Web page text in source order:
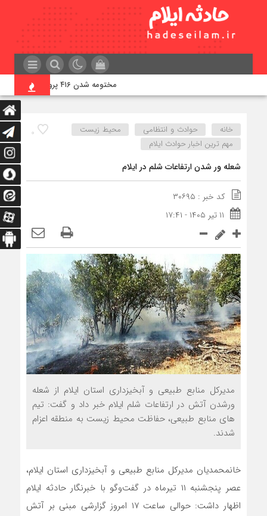
مختومه شدن ۴۱۶ پرونده در هیئت‌های صلح ایلام
۰ خانه حوادث و انتظامی
محیط زیست
مهم ترین اخبار حوادث ایلام
شعله ور شدن ارتفاعات شلم در ایلام
کد خبر : ۳۰۶۹۵
۱۱ تیر ۱۴۰۵ - ۱۷:۴۱
مدیرکل منابع طبیعی و‌ آبخیزداری استان ایلام از شعله
ورشدن آتش در ارتفاعات شلم ایلام خبر داد و گفت: تیم
های منابع طبیعی، حفاظت محیط زیست به منطقه اعزام
شدند.
خانمحمدیان مدیرکل منابع طبیعی و آبخیزداری استان ایلام،
عصر پنجشنبه ۱۱ تیرماه در گفت‌وگو با خبرنگار حادثه ایلام
اظهار داشت: حوالی ساعت ۱۷ امروز گزارشی مبنی بر آتش